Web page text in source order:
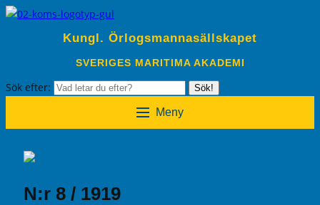
Kungl. Örlogsmannasällskapet
SVERIGES MARITIMA AKADEMI
Sök efter: Sök!
Meny
N:r 8 / 1919